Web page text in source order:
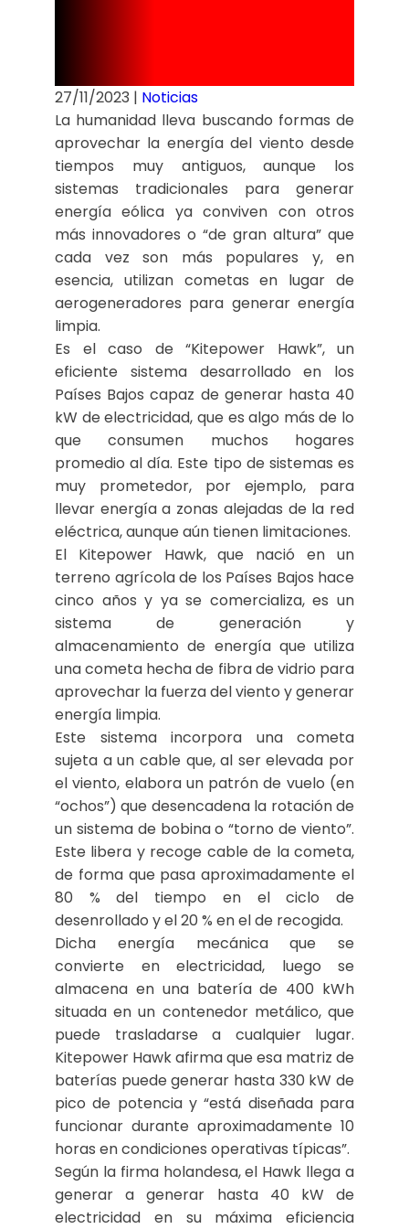
27/11/2023 | Noticias
La humanidad lleva buscando formas de
aprovechar la energía del viento desde
tiempos muy antiguos, aunque los
sistemas tradicionales para generar
energía eólica ya conviven con otros
más innovadores o “de gran altura” que
cada vez son más populares y, en
esencia, utilizan cometas en lugar de
aerogeneradores para generar energía
limpia.
Es el caso de “Kitepower Hawk”, un
eficiente sistema desarrollado en los
Países Bajos capaz de generar hasta 40
kW de electricidad, que es algo más de lo
que consumen muchos hogares
promedio al día. Este tipo de sistemas es
muy prometedor, por ejemplo, para
llevar energía a zonas alejadas de la red
eléctrica, aunque aún tienen limitaciones.
El Kitepower Hawk, que nació en un
terreno agrícola de los Países Bajos hace
cinco años y ya se comercializa, es un
sistema de generación y
almacenamiento de energía que utiliza
una cometa hecha de fibra de vidrio para
aprovechar la fuerza del viento y generar
energía limpia.
Este sistema incorpora una cometa
sujeta a un cable que, al ser elevada por
el viento, elabora un patrón de vuelo (en
“ochos”) que desencadena la rotación de
un sistema de bobina o “torno de viento”.
Este libera y recoge cable de la cometa,
de forma que pasa aproximadamente el
80 % del tiempo en el ciclo de
desenrollado y el 20 % en el de recogida.
Dicha energía mecánica que se
convierte en electricidad, luego se
almacena en una batería de 400 kWh
situada en un contenedor metálico, que
puede trasladarse a cualquier lugar.
Kitepower Hawk afirma que esa matriz de
baterías puede generar hasta 330 kW de
pico de potencia y “está diseñada para
funcionar durante aproximadamente 10
horas en condiciones operativas típicas”.
Según la firma holandesa, el Hawk llega a
generar a generar hasta 40 kW de
electricidad en su máxima eficiencia